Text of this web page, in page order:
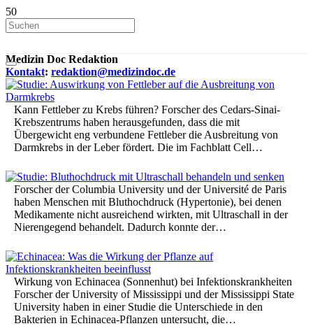
Medizin Doc Redaktion
Kontakt: redaktion@medizindoc.de
Kann Fettleber zu Krebs führen? Forscher des Cedars-Sinai-
Krebszentrums haben herausgefunden, dass die mit
Übergewicht eng verbundene Fettleber die Ausbreitung von
Darmkrebs in der Leber fördert. Die im Fachblatt Cell…
Forscher der Columbia University und der Université de Paris
haben Menschen mit Bluthochdruck (Hypertonie), bei denen
Medikamente nicht ausreichend wirkten, mit Ultraschall in der
Nierengegend behandelt. Dadurch konnte der…
Wirkung von Echinacea (Sonnenhut) bei Infektionskrankheiten
Forscher der University of Mississippi und der Mississippi State
University haben in einer Studie die Unterschiede in den
Bakterien in Echinacea-Pflanzen untersucht, die…